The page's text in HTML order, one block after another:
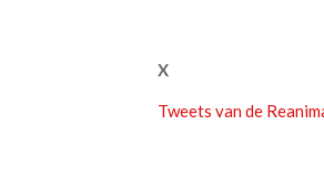
X
Tweets van de